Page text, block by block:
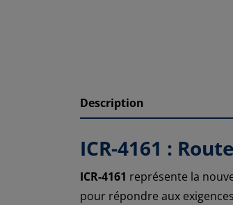
Description
ICR-4161 :
ICR-4161 représente la
pour répondre aux